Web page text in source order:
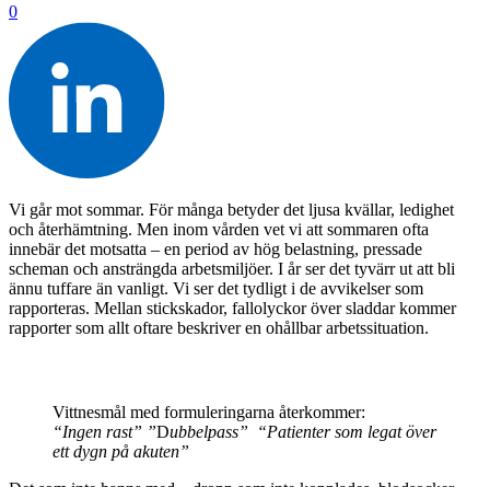
0
Vi går mot sommar. För många betyder det ljusa kvällar, ledighet
och återhämtning. Men inom vården vet vi att sommaren ofta
innebär det motsatta – en period av hög belastning, pressade
scheman och ansträngda arbetsmiljöer. I år ser det tyvärr ut att bli
ännu tuffare än vanligt. Vi ser det tydligt i de avvikelser som
rapporteras. Mellan stickskador, fallolyckor över sladdar kommer
rapporter som allt oftare beskriver en ohållbar arbetssituation.
Vittnesmål med formuleringarna återkommer:
“Ingen rast” ”Dubbelpass”
“Patienter som legat över
ett dygn på akuten”